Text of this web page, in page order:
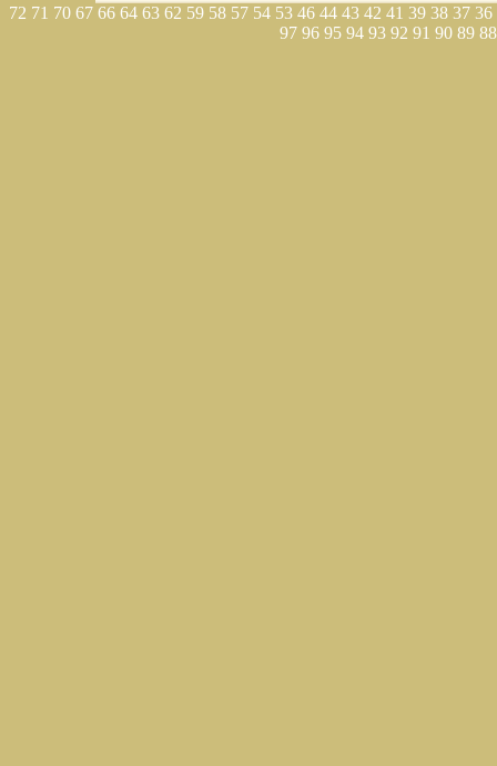
36
37
38
39
41
42
43
44
46
53
54
57
58
59
62
63
64
66
67
70
71
72
88
89
90
91
92
93
94
95
96
97